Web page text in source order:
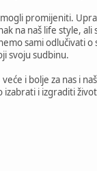
promijeniti.
na naš life style,
sami odlučivati o
svoju sudbinu.
i bolje za nas i
i izgraditi